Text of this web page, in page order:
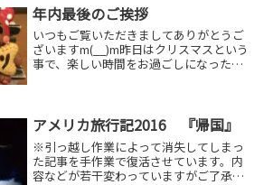
前回の続きです（笑）...
年内最後のご挨拶
いつもご覧いただきましてありがとうご
ざいますm(__)m昨日はクリスマスという
事で、楽しい時間をお過ごしになった方
(adsbygoog...
アメリカ旅行記2016 『帰国』
※引っ越し作業によって消失してしまっ
た記事を手作業で復活させています。内
容などが若干変わっていますがご了承く